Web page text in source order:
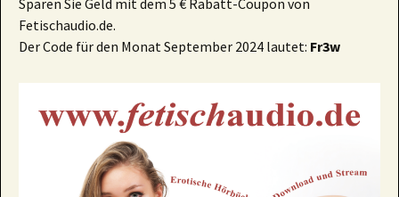
Sparen Sie Geld mit dem 5 € Rabatt-Coupon von
Fetischaudio.de.
Der Code für den Monat September 2024 lautet: Fr3w